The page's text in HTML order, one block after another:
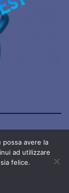
avere la
ad utilizzare
felice.